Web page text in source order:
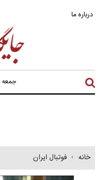
درباره ما
جمعه ۱۶ مرداد ۱۴۰۵
خانه فوتبال ایران